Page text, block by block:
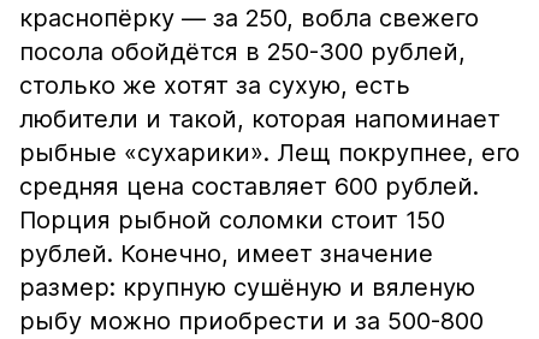
краснопёрку — за 250, вобла свежего
посола обойдётся в 250-300 рублей,
столько же хотят за сухую, есть
любители и такой, которая напоминает
рыбные «сухарики». Лещ покрупнее, его
средняя цена составляет 600 рублей.
Порция рыбной соломки стоит 150
рублей. Конечно, имеет значение
размер: крупную сушёную и вяленую
рыбу можно приобрести и за 500-800